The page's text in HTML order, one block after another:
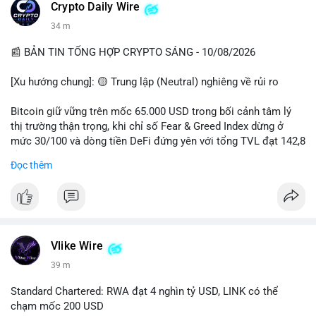
các quỹ phòng hộ sang vị thế Long là tín hiệu tích cực ngầm,
nhưng biến động ngắn hạn vẫn cao.
• Khuyến nghị: Cẩn trọng với các lệnh Long/Short khi Bitcoin
chưa thoát khỏi vùng giá hiện tại. Theo dõi sát các tin tức về
📰 Nguồn: CoinDesk
Crypto Daily Wire
34 m
📰 BẢN TIN TỔNG HỢP CRYPTO SÁNG - 10/08/2026
[Xu hướng chung]: 🟡 Trung lập (Neutral) nghiêng về rủi ro
Bitcoin giữ vững trên mốc 65.000 USD trong bối cảnh tâm lý
thị trường thận trọng, khi chỉ số Fear & Greed Index dừng ở
mức 30/100 và dòng tiền DeFi đứng yên với tổng TVL đạt 142,8
tăng gần 3% khi Iran-Oman hứa mở lại eo Hormuz, giảm lo ngại
lớn khác. Đáng chú ý, thanh lý Short chiếm tới 81,7% tổng 35,7
triệu USD thanh lý trong 24h, cho thấy phe bán đang yếu thế.
- DeFi & Công nghệ: Standard Chartered dự báo thị trường RWA
sẽ bùng nổ lên 4 nghìn tỷ USD, kéo theo giá trị token LINK có
Đọc thêm
Vlike Wire
39 m
Standard Chartered: RWA đạt 4 nghìn tỷ USD, LINK có thể
chạm mốc 200 USD